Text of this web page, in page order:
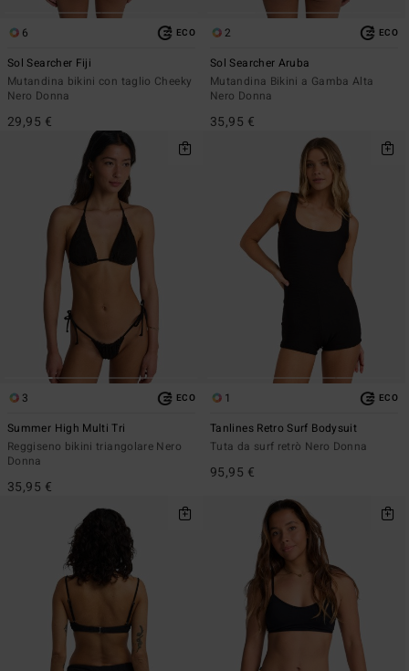
6 ECO
Sol Searcher Fiji
Mutandina bikini con taglio Cheeky
Nero Donna
29,95 €
2 ECO
Sol Searcher Aruba
Mutandina Bikini a Gamba Alta
Nero Donna
35,95 €
3 ECO
Summer High Multi Tri
Reggiseno bikini triangolare Nero
Donna
35,95 €
1 ECO
Tanlines Retro Surf Bodysuit
Tuta da surf retrò Nero Donna
95,95 €